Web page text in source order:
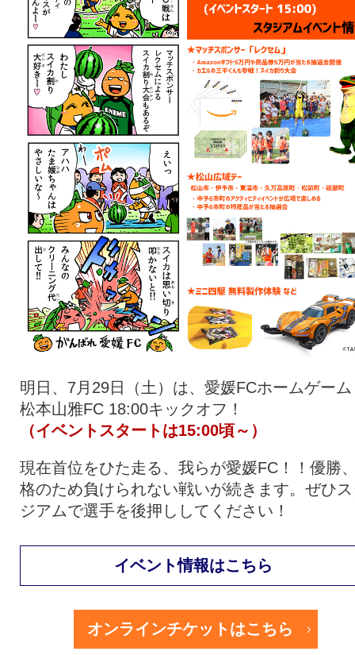
スポンサー グッズ
特設ページ
明日、7月29日（土）は、愛媛FCホームゲー
松本山雅FC 18:00キックオフ！
（イベントスタートは15:00頃～）
現在首位をひた走る、我らが愛媛FC！！優勝
格のため負けられない戦いが続きます。ぜひ
ジアムで選手を後押ししてください！
イベント情報はこちら
オンラインチケットはこちら